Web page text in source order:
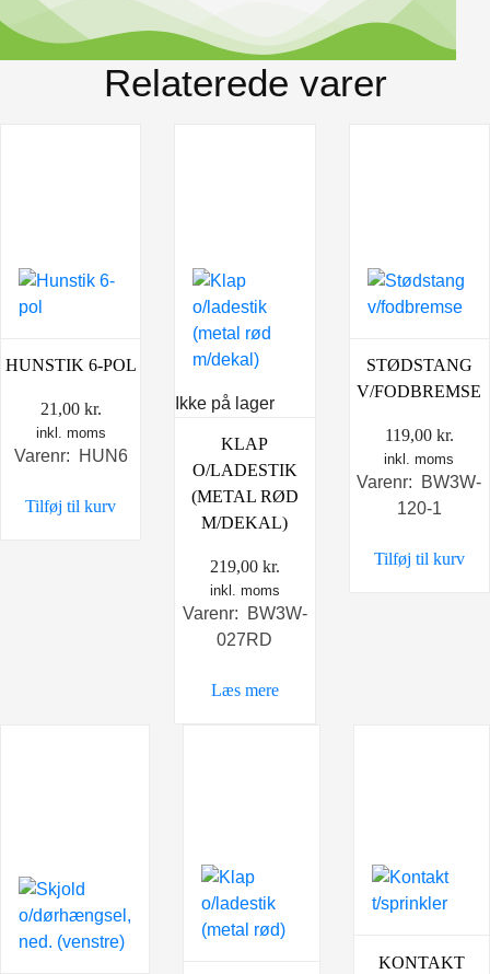
Relaterede varer
HUNSTIK 6-POL
21,00 kr.
inkl. moms
Varenr: HUN6
Tilføj til kurv
Ikke på lager
KLAP
O/LADESTIK
(METAL RØD
M/DEKAL)
219,00 kr.
inkl. moms
Varenr: BW3W-
027RD
Læs mere
STØDSTANG
V/FODBREMSE
119,00 kr.
inkl. moms
Varenr: BW3W-
120-1
Tilføj til kurv
KONTAKT